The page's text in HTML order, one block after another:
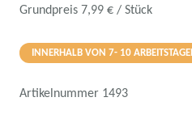
Grundpreis 7,99 € / Stück
INNERHALB VON 7- 10
Artikelnummer 1493